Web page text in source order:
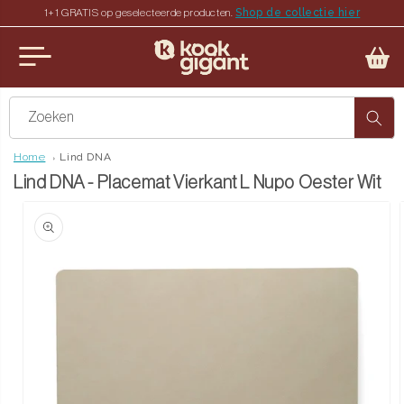
naar de
1+1 GRATIS op geselecteerde producten.Shop de collectie hier
Zoeken
Home Lind DNA
Lind DNA - Placemat Vierkant L Nupo Oester Wit